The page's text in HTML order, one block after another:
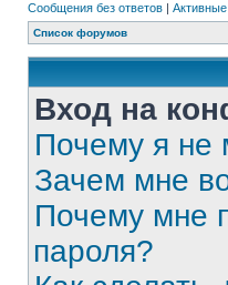
Сообщения без ответов |
Список форумов
Вход на
Почему я не
Зачем мне
Почему мне
пароля?